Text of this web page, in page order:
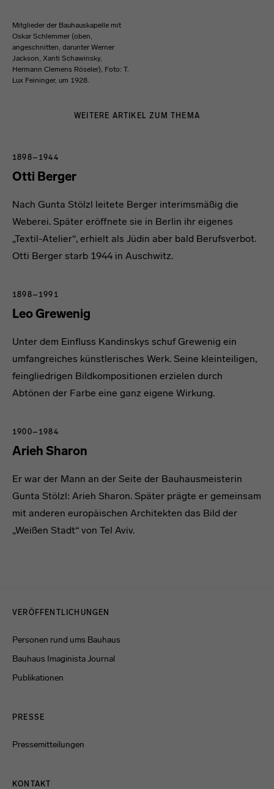
Mitglieder der Bauhauskapelle mit
Oskar Schlemmer (oben,
angeschnitten, darunter Werner
Jackson, Xanti Schawinsky,
Hermann Clemens Röseler), Foto: T.
Lux Feininger, um 1928.
WEITERE ARTIKEL ZUM THEMA
Otti Berger
1898–1944
Nach Gunta Stölzl leitete Berger interimsmäßig die
Weberei. Später eröffnete sie in Berlin ihr eigenes
„Textil-Atelier“, erhielt als Jüdin aber bald Berufsverbot.
Otti Berger starb 1944 in Auschwitz.
Leo Grewenig
1898–1991
Unter dem Einfluss Kandinskys schuf Grewenig ein
umfangreiches künstlerisches Werk. Seine kleinteiligen,
feingliedrigen Bildkompositionen erzielen durch
Abtönen der Farbe eine ganz eigene Wirkung.
Arieh Sharon
1900–1984
Er war der Mann an der Seite der Bauhausmeisterin
Gunta Stölzl: Arieh Sharon. Später prägte er gemeinsam
mit anderen europäischen Architekten das Bild der
„Weißen Stadt“ von Tel Aviv.
VERÖFFENTLICHUNGEN
Personen rund ums Bauhaus
Bauhaus Imaginista Journal
Publikationen
PRESSE
Pressemitteilungen
KONTAKT